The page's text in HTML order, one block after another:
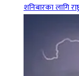
शनिबारका लागि